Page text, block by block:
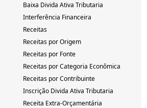
Baixa Divida Ativa Tributaria
Interferência Financeira
Receitas
Receitas por Origem
Receitas por Fonte
Receitas por Categoria Econômica
Receitas por Contribuinte
Inscrição Divida Ativa Tributaria
Receita Extra-Orçamentária